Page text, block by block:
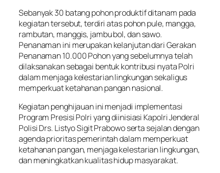
Sebanyak 30 batang pohon produktif ditanam pada
kegiatan tersebut, terdiri atas pohon pule, mangga,
rambutan, manggis, jambu bol, dan sawo.
Penanaman ini merupakan kelanjutan dari Gerakan
Penanaman 10.000 Pohon yang sebelumnya telah
dilaksanakan sebagai bentuk kontribusi nyata Polri
dalam menjaga kelestarian lingkungan sekaligus
memperkuat ketahanan pangan nasional.
Kegiatan penghijauan ini menjadi implementasi
Program Presisi Polri yang diinisiasi Kapolri Jenderal
Polisi Drs. Listyo Sigit Prabowo serta sejalan dengan
agenda prioritas pemerintah dalam memperkuat
ketahanan pangan, menjaga kelestarian lingkungan,
dan meningkatkan kualitas hidup masyarakat.